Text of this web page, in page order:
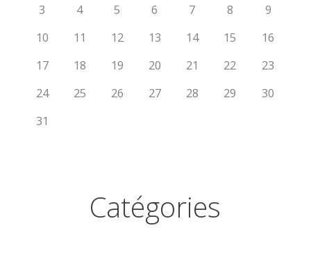
3
4 5 6 7 8
9
10
11 12 13 14 15
16
17
18 19 20 21 22
23
24
25 26 27 28 29
30
31
Catégories